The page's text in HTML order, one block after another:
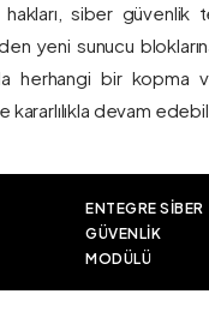
hakları, siber
yeni sunucu
herhangi bir
devam
ENTEGRE SIBER
GÜVENLIK
MODÜLÜ